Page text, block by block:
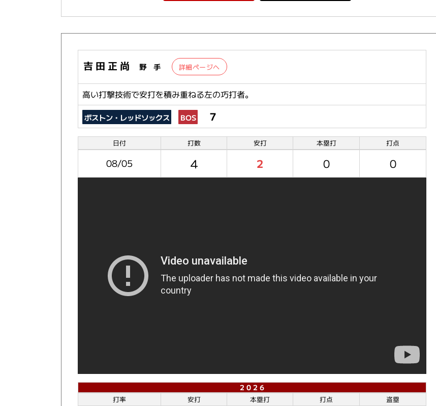
吉 田 正 尚 野 手 詳細ページへ
高い打撃技術で安打を積み重ねる左の巧打者。
ボストン・レッドソックス BOS ７
日付 打数 安打 本塁打 打点
08/05 4 2 0 0
2 0 2 6
打率 安打 本塁打 打点 盗塁